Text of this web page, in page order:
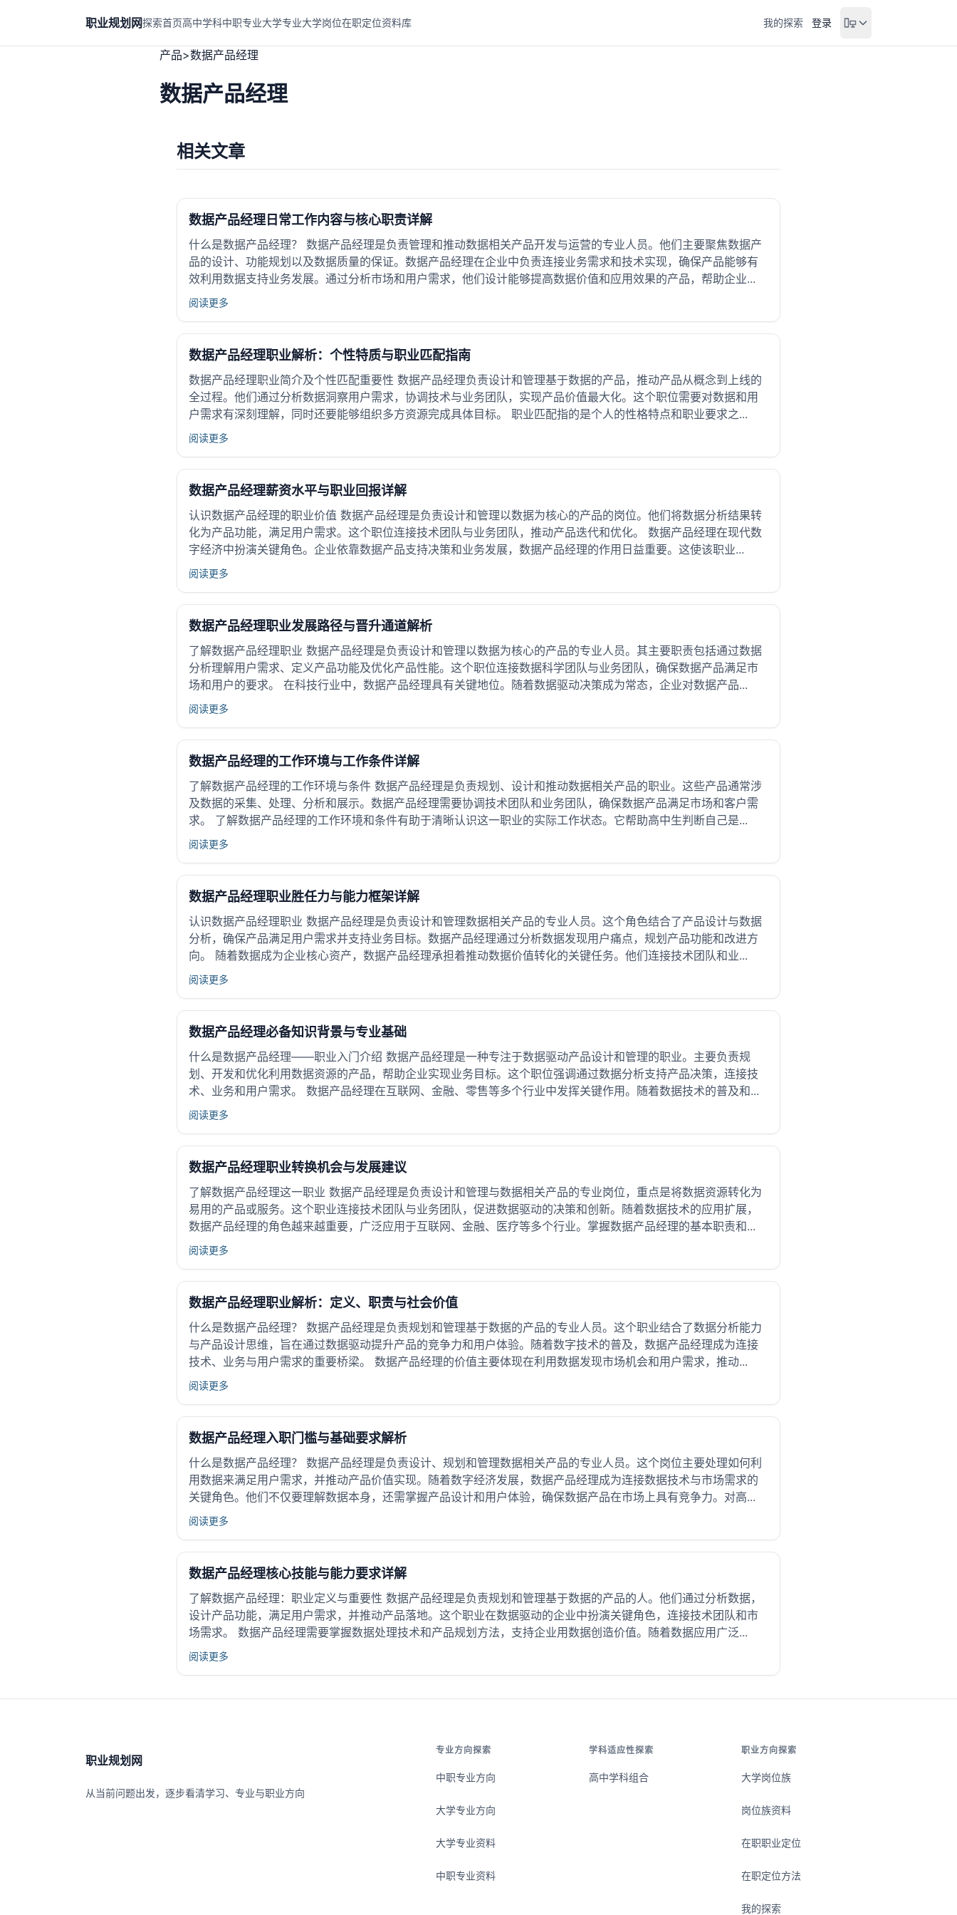
职业规划网探索首页高中学科中职专业大学专业大学岗位在职定位资料库 我的探索 登录
产品>数据产品经理
数据产品经理
相关文章
数据产品经理日常工作内容与核心职责详解
什么是数据产品经理？ 数据产品经理是负责管理和推动数据相关产品开发与运营的专业人员。他们主要聚焦数据产
品的设计、功能规划以及数据质量的保证。数据产品经理在企业中负责连接业务需求和技术实现，确保产品能够有
效利用数据支持业务发展。通过分析市场和用户需求，他们设计能够提高数据价值和应用效果的产品，帮助企业...
阅读更多
数据产品经理职业解析：个性特质与职业匹配指南
数据产品经理职业简介及个性匹配重要性 数据产品经理负责设计和管理基于数据的产品，推动产品从概念到上线的
全过程。他们通过分析数据洞察用户需求，协调技术与业务团队，实现产品价值最大化。这个职位需要对数据和用
户需求有深刻理解，同时还要能够组织多方资源完成具体目标。 职业匹配指的是个人的性格特点和职业要求之...
阅读更多
数据产品经理薪资水平与职业回报详解
认识数据产品经理的职业价值 数据产品经理是负责设计和管理以数据为核心的产品的岗位。他们将数据分析结果转
化为产品功能，满足用户需求。这个职位连接技术团队与业务团队，推动产品迭代和优化。 数据产品经理在现代数
字经济中扮演关键角色。企业依靠数据产品支持决策和业务发展，数据产品经理的作用日益重要。这使该职业...
阅读更多
数据产品经理职业发展路径与晋升通道解析
了解数据产品经理职业 数据产品经理是负责设计和管理以数据为核心的产品的专业人员。其主要职责包括通过数据
分析理解用户需求、定义产品功能及优化产品性能。这个职位连接数据科学团队与业务团队，确保数据产品满足市
场和用户的要求。 在科技行业中，数据产品经理具有关键地位。随着数据驱动决策成为常态，企业对数据产品...
阅读更多
数据产品经理的工作环境与工作条件详解
了解数据产品经理的工作环境与条件 数据产品经理是负责规划、设计和推动数据相关产品的职业。这些产品通常涉
及数据的采集、处理、分析和展示。数据产品经理需要协调技术团队和业务团队，确保数据产品满足市场和客户需
求。 了解数据产品经理的工作环境和条件有助于清晰认识这一职业的实际工作状态。它帮助高中生判断自己是...
阅读更多
数据产品经理职业胜任力与能力框架详解
认识数据产品经理职业 数据产品经理是负责设计和管理数据相关产品的专业人员。这个角色结合了产品设计与数据
分析，确保产品满足用户需求并支持业务目标。数据产品经理通过分析数据发现用户痛点，规划产品功能和改进方
向。 随着数据成为企业核心资产，数据产品经理承担着推动数据价值转化的关键任务。他们连接技术团队和业...
阅读更多
数据产品经理必备知识背景与专业基础
什么是数据产品经理——职业入门介绍 数据产品经理是一种专注于数据驱动产品设计和管理的职业。主要负责规
划、开发和优化利用数据资源的产品，帮助企业实现业务目标。这个职位强调通过数据分析支持产品决策，连接技
术、业务和用户需求。 数据产品经理在互联网、金融、零售等多个行业中发挥关键作用。随着数据技术的普及和...
阅读更多
数据产品经理职业转换机会与发展建议
了解数据产品经理这一职业 数据产品经理是负责设计和管理与数据相关产品的专业岗位，重点是将数据资源转化为
易用的产品或服务。这个职业连接技术团队与业务团队，促进数据驱动的决策和创新。随着数据技术的应用扩展，
数据产品经理的角色越来越重要，广泛应用于互联网、金融、医疗等多个行业。掌握数据产品经理的基本职责和...
阅读更多
数据产品经理职业解析：定义、职责与社会价值
什么是数据产品经理？ 数据产品经理是负责规划和管理基于数据的产品的专业人员。这个职业结合了数据分析能力
与产品设计思维，旨在通过数据驱动提升产品的竞争力和用户体验。随着数字技术的普及，数据产品经理成为连接
技术、业务与用户需求的重要桥梁。 数据产品经理的价值主要体现在利用数据发现市场机会和用户需求，推动...
阅读更多
数据产品经理入职门槛与基础要求解析
什么是数据产品经理？ 数据产品经理是负责设计、规划和管理数据相关产品的专业人员。这个岗位主要处理如何利
用数据来满足用户需求，并推动产品价值实现。随着数字经济发展，数据产品经理成为连接数据技术与市场需求的
关键角色。他们不仅要理解数据本身，还需掌握产品设计和用户体验，确保数据产品在市场上具有竞争力。对高...
阅读更多
数据产品经理核心技能与能力要求详解
了解数据产品经理：职业定义与重要性 数据产品经理是负责规划和管理基于数据的产品的人。他们通过分析数据，
设计产品功能，满足用户需求，并推动产品落地。这个职业在数据驱动的企业中扮演关键角色，连接技术团队和市
场需求。 数据产品经理需要掌握数据处理技术和产品规划方法，支持企业用数据创造价值。随着数据应用广泛...
阅读更多
职业规划网
从当前问题出发，逐步看清学习、专业与职业方向
专业方向探索
中职专业方向
大学专业方向
大学专业资料
中职专业资料
学科适应性探索
高中学科组合
职业方向探索
大学岗位族
岗位族资料
在职职业定位
在职定位方法
我的探索